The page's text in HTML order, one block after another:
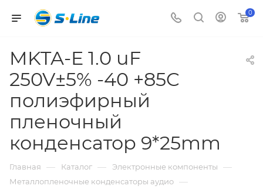
0
MKTA-E 1.0 uF
250V±5% -40 +85C
полиэфирный
пленочный
конденсатор 9*25mm
Главная — Каталог — Электронные компоненты —
Металлопленочные конденсаторы аудио —